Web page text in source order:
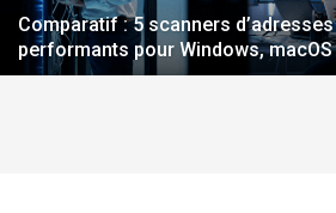
Comparatif : 5 scanners d’adresses
performants pour Windows,